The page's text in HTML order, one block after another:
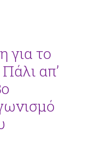
για το
απ’